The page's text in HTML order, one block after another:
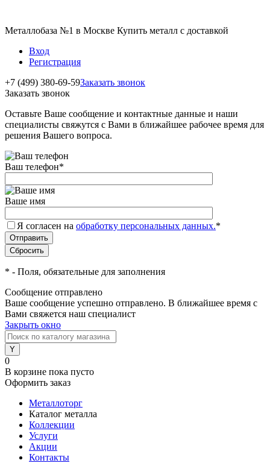
Металлобаза №1 в Москве Купить металл с доставкой
Вход
Регистрация
+7 (499) 380-69-59Заказать звонок
Заказать звонок
Оставьте Ваше сообщение и контактные данные и наши
специалисты свяжутся с Вами в ближайшее рабочее время для
решения Вашего вопроса.
Ваш телефон*
Ваше имя
Я согласен на обработку персональных данных.*
* - Поля, обязательные для заполнения
Сообщение отправлено
Ваше сообщение успешно отправлено. В ближайшее время с
Вами свяжется наш специалист
Закрыть окно
0
В корзине пока пусто
Оформить заказ
Металлоторг
Каталог металла
Коллекции
Услуги
Акции
Контакты